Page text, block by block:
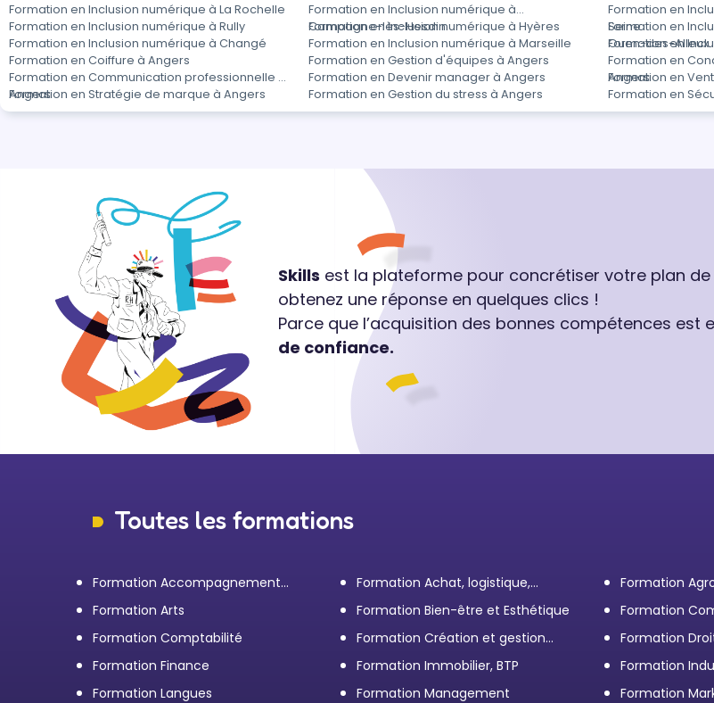
Formation en Inclusion numérique à La Rochelle
Formation en Inclusion numérique à
Campagne-lès-Hesdin
Formation en
Seine
Formation en Inclusion numérique à Rully
Formation en Inclusion numérique à Hyères
Formation en
Ouen-des-Alleux
Formation en Inclusion numérique à Changé Formation en Inclusion numérique à Marseille Formation en
Formation en Coiffure à Angers
Formation en Gestion d'équipes à Angers
Formation en
Angers
Formation en Communication professionnelle à
Angers
Formation en Devenir manager à Angers Formation en
Formation en Stratégie de marque à Angers Formation en Gestion du stress à Angers Formation en
Skills est la plateforme pour concrétiser votre plan
obtenez une réponse en quelques clics !
Parce que l’acquisition des bonnes compétences est
de confiance.
Toutes les formations
Formation Accompagnement
personnel et Bilan de
compétences
Formation Achat, logistique,
transport
Formation
Formation Arts
Formation Bien-être et Esthétique
Formation
client
Formation Comptabilité
Formation Création et gestion
d'entreprise
Formation
Élus
Formation Finance Formation Immobilier, BTP Formation
Formation Langues
Formation Management Formation